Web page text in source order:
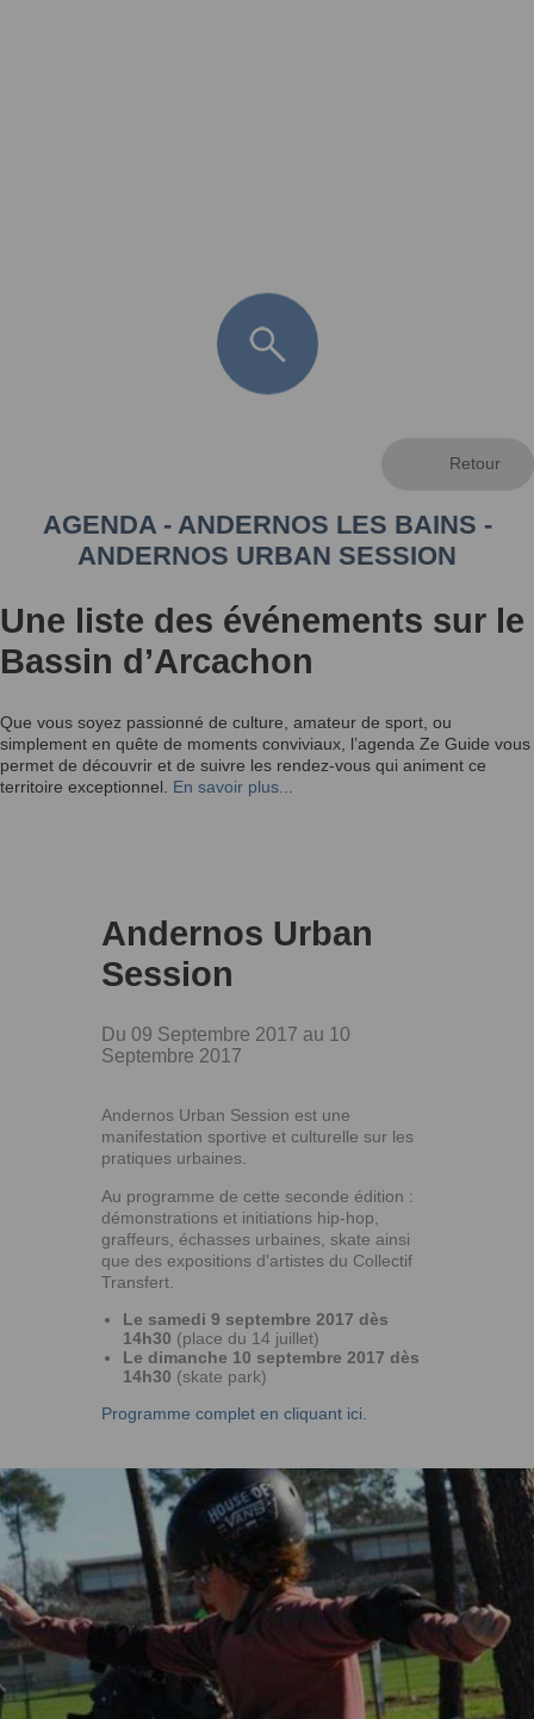
AGENDA - ANDERNOS LES BAINS -
ANDERNOS URBAN SESSION
Une liste des événements sur le
Bassin d’Arcachon
Que vous soyez passionné de culture, amateur de sport, ou
simplement en quête de moments conviviaux, l’agenda Ze Guide vous
permet de découvrir et de suivre les rendez-vous qui animent ce
territoire exceptionnel. En savoir plus...
Andernos Urban
Session
Du 09 Septembre 2017 au 10
Septembre 2017
Andernos Urban Session est une
manifestation sportive et culturelle sur les
pratiques urbaines.
Au programme de cette seconde édition :
démonstrations et initiations hip-hop,
graffeurs, échasses urbaines, skate ainsi
que des expositions d'artistes du Collectif
Transfert.
Le samedi 9 septembre 2017 dès
14h30 (place du 14 juillet)
Le dimanche 10 septembre 2017 dès
14h30 (skate park)
Programme complet en cliquant ici.